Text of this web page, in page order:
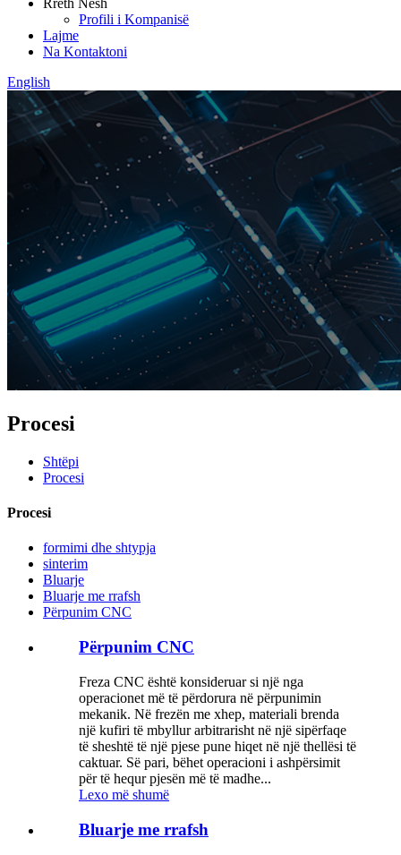
Rreth Nesh
Profili i Kompanisë
Lajme
Na Kontaktoni
English
Procesi
Shtëpi
Procesi
Procesi
formimi dhe shtypja
sinterim
Bluarje
Bluarje me rrafsh
Përpunim CNC
Përpunim CNC
Freza CNC është konsideruar si një nga
operacionet më të përdorura në përpunimin
mekanik. Në frezën me xhep, materiali brenda
një kufiri të mbyllur arbitrarisht në një sipërfaqe
të sheshtë të një pjese pune hiqet në një thellësi të
caktuar. Së pari, bëhet operacioni i ashpërsimit
për të hequr pjesën më të madhe...
Lexo më shumë
Bluarje me rrafsh